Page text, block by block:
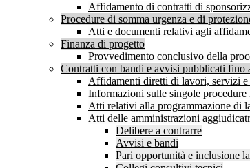
Affidamento di contratti di
Procedure di somma urgenza e di
Atti e documenti relativi agli
Finanza di progetto
Provvedimento conclusivo della
Contratti con bandi e avvisi pubblicati fino
Affidamenti diretti di lavori, servizi
Informazioni sulle singole procedure
Atti relativi alla programmazione di
Atti delle amministrazioni
Delibere a contrarre
Avvisi e bandi
Pari opportunità e inclusione